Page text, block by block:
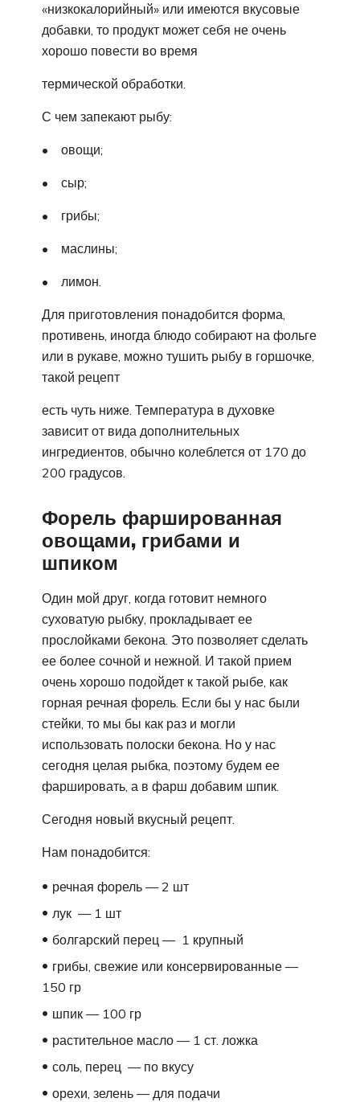
«низкокалорийный» или имеются вкусовые
добавки, то продукт может себя не очень
хорошо повести во время
термической обработки.
С чем запекают рыбу:
• овощи;
• сыр;
• грибы;
• маслины;
• лимон.
Для приготовления понадобится форма,
противень, иногда блюдо собирают на фольге
или в рукаве, можно тушить рыбу в горшочке,
такой рецепт
есть чуть ниже. Температура в духовке
зависит от вида дополнительных
ингредиентов, обычно колеблется от 170 до
200 градусов.
Форель фаршированная
овощами, грибами и
шпиком
Один мой друг, когда готовит немного
суховатую рыбку, прокладывает ее
прослойками бекона. Это позволяет сделать
ее более сочной и нежной. И такой прием
очень хорошо подойдет к такой рыбе, как
горная речная форель. Если бы у нас были
стейки, то мы бы как раз и могли
использовать полоски бекона. Но у нас
сегодня целая рыбка, поэтому будем ее
фаршировать, а в фарш добавим шпик.
Сегодня новый вкусный рецепт.
Нам понадобится:
речная форель — 2 шт
лук — 1 шт
болгарский перец — 1 крупный
грибы, свежие или консервированные —
150 гр
шпик — 100 гр
растительное масло — 1 ст. ложка
соль, перец — по вкусу
орехи, зелень — для подачи